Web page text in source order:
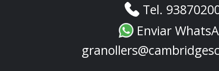
Tel.
Enviar